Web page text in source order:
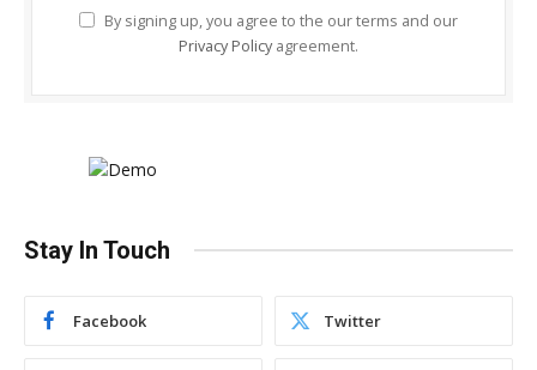
By signing up, you agree to the our terms and our
Privacy Policy agreement.
Stay In Touch
Facebook Twitter